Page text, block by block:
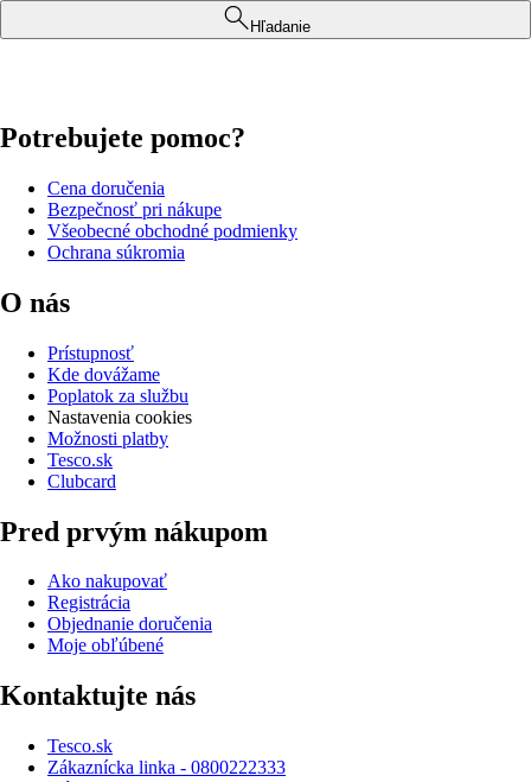
Hľadanie
Potrebujete pomoc?
Cena doručenia
Bezpečnosť pri nákupe
Všeobecné obchodné podmienky
Ochrana súkromia
O nás
Prístupnosť
Kde dovážame
Poplatok za službu
Nastavenia cookies
Možnosti platby
Tesco.sk
Clubcard
Pred prvým nákupom
Ako nakupovať
Registrácia
Objednanie doručenia
Moje obľúbené
Kontaktujte nás
Tesco.sk
Zákaznícka linka - 0800222333